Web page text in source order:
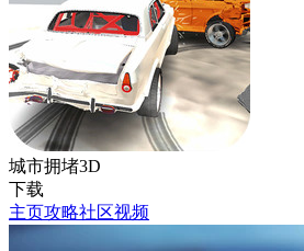
城市拥堵3D
下载
主页攻略社区视频